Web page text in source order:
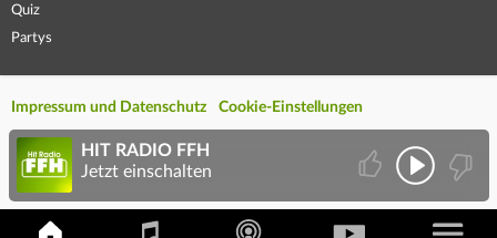
Quiz
Partys
Impressum und Datenschutz Cookie-Einstellungen
HIT RADIO FFH
Jetzt einschalten